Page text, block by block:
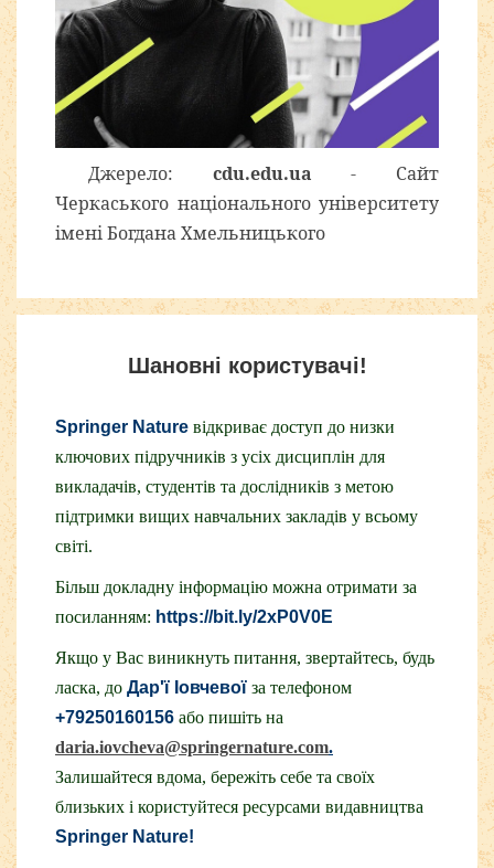
Джерело: cdu.edu.ua - Сайт
Черкаського національного університету
імені Богдана Хмельницького
Шановні користувачі!
Springer Nature відкриває доступ до низки
ключових підручників з усіх дисциплін для
викладачів, студентів та дослідників з метою
підтримки вищих навчальних закладів у всьому
світі.
Більш докладну інформацію можна отримати за
посиланням: https://bit.ly/2xP0V0E
Якщо у Вас виникнуть питання, звертайтесь, будь
ласка, до Дар'ї Іовчевої за телефоном
+79250160156 або пишіть на
daria.iovcheva@springernature.com.
Залишайтеся вдома, бережіть себе та своїх
близьких і користуйтеся ресурсами видавництва
Springer Nature!